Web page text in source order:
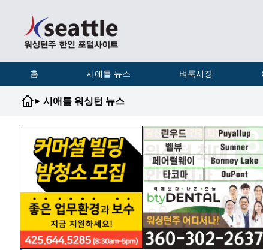
홈 시애틀 뉴스 벼룩시장
▸ 시애틀 워싱턴 뉴스